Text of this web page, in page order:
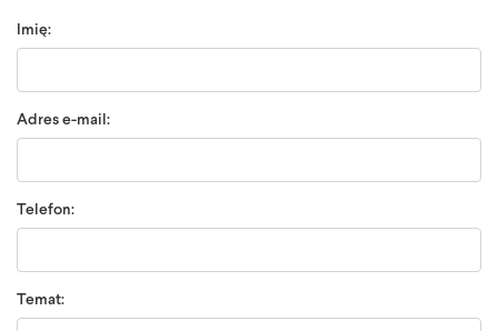
Imię:
Adres e-mail:
Telefon:
Temat: